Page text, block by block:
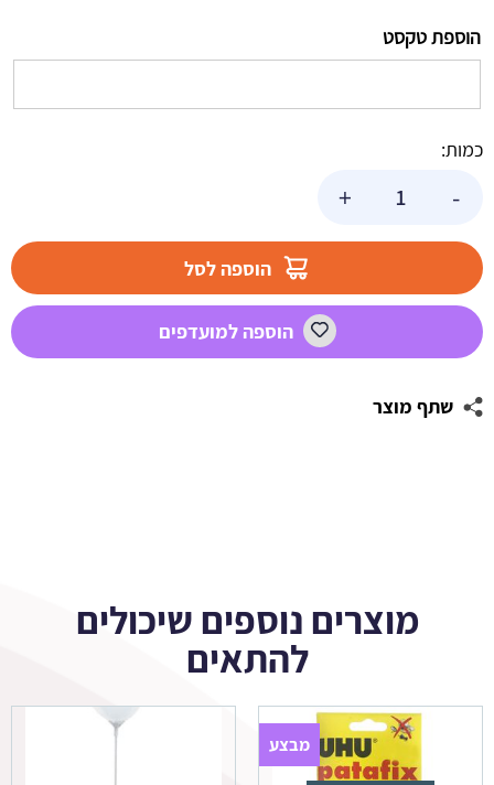
הוספת טקסט
כמות:
-
4
+
הוספה לסל
הוספה למועדפים
שתף מוצר
מוצרים נוספים שיכולים
להתאים
מבצע